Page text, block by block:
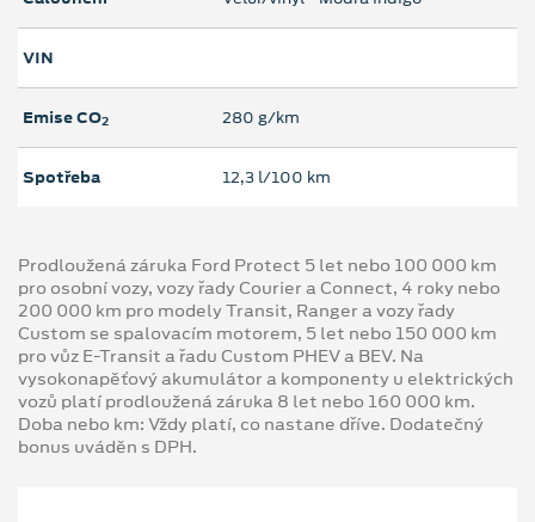
VIN
Emise CO2 280 g/km
Spotřeba 12,3 l/100 km
Prodloužená záruka Ford Protect 5 let nebo 100 000 km
pro osobní vozy, vozy řady Courier a Connect, 4 roky nebo
200 000 km pro modely Transit, Ranger a vozy řady
Custom se spalovacím motorem, 5 let nebo 150 000 km
pro vůz E-Transit a řadu Custom PHEV a BEV. Na
vysokonapěťový akumulátor a komponenty u elektrických
vozů platí prodloužená záruka 8 let nebo 160 000 km.
Doba nebo km: Vždy platí, co nastane dříve. Dodatečný
bonus uváděn s DPH.